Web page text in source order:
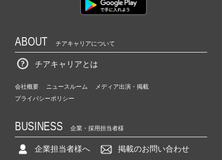
ABOUT チアキャリアについて
チアキャリアとは
会社概要 ニュースルーム
メディア出演・掲載
プライバシーポリシー
BUSINESS 企業・採用担当者様
企業担当者様へ 掲載のお問い合わせ